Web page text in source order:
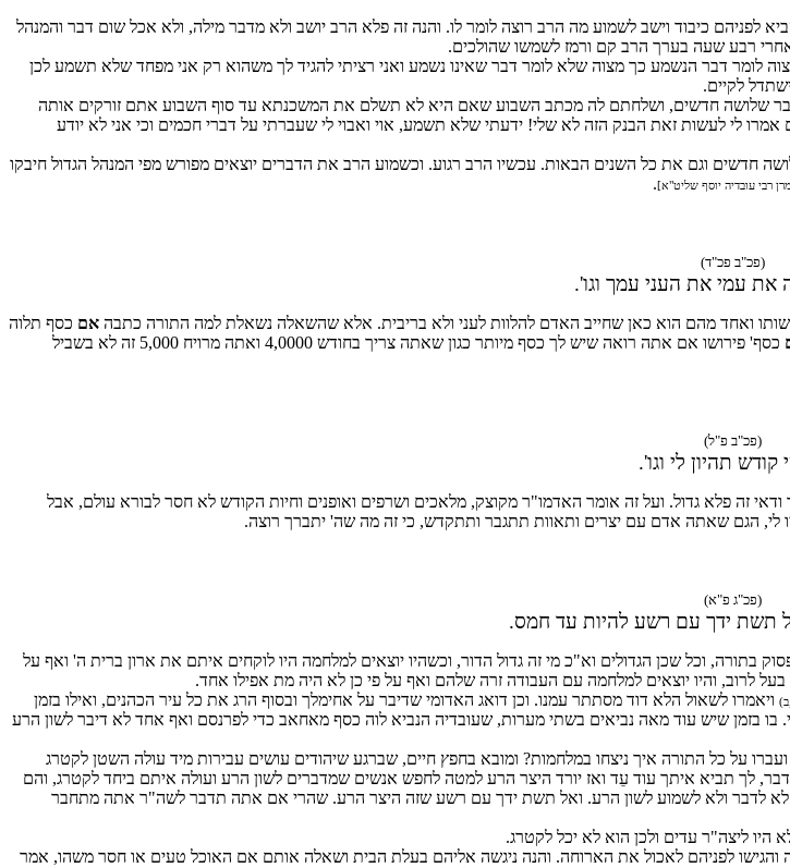
כיבוד וישב לשמוע מה הרב רוצה לומר לו. והנה זה פלא הרב יושב ולא מדבר מילה, ולא אכל שום דבר והמנהל
רבע שעה בערך הרב קם ורמז לשמשו שהולכים.
לומר דבר הנשמע כך מצוה שלא לומר דבר שאינו נשמע ואני רציתי להגיד לך משהוא רק אני מפחד שלא תשמע לכן
לקיים.
שלושה חדשים, ושלחתם לה מכתב השבוע שאם היא לא תשלם את המשכנתא עד סוף השבוע אתם זורקים אותה
לי לעשות זאת הבנק הזה לא שלי! ידעתי שלא תשמע, אוי ואבוי לי שעברתי על דברי חכמים וכי אני לא יודע
וגם את כל השנים הבאות. עכשיו הרב רגוע. וכשמוע הרב את הדברים יוצאים מפורש מפי המנהל הגדול חיבקו
רבי עובדיה יוסף שליט"א].
(פכ"ב פכ"ד)
את עמי את העני עמך וגו'.
ואחד מהם הוא כאן שחייב האדם להלוות לעני ולא בריבית. אלא שהשאלה נשאלת למה התורה כתבה אם כסף תלוה
כסף' פירושו אם אתה רואה שיש לך כסף מיותר כגון שאתה צריך בחודש 4,0000 ואתה מרויח 5,000 זה לא בשביל
(פכ"ב פ"ל)
קודש תהיון לי וגו'.
זה פלא גדול. ועל זה אומר האדמו"ר מקוצק, מלאכים ושרפים ואופנים וחיות הקודש לא חסר לבורא עולם, אבל
לי, הגם שאתה אדם עם יצרים ותאוות תתגבר ותתקדש, כי זה מה שה' יתברך רוצה.
(פכ"ג פ"א)
ידך עם רשע להיות עד חמס.
בתורה, וכל שכן הגדולים וא"כ מי זה גדול הדור, וכשהיו יוצאים למלחמה היו לוקחים איתם את ארון ברית ה' ואף על
לרוב, והיו יוצאים למלחמה עם העבודה זרה שלהם ואף על פי כן לא היה מת אפילו אחד.
ויאמרו לשאול הלא דוד מסתתר עמנו. וכן דואג האדומי שדיבר על אחימלך ובסוף הרג את כל עיר הכהנים, ואילו בזמן
בו בזמן שיש עוד מאה נביאים בשתי מערות, שעובדיה הנביא לוה כסף מאחאב כדי לפרנסם ואף אחד לא דיבר לשון הרע
על כל התורה איך ניצחו במלחמות? ומובא בחפץ חיים, שברגע שיהודים עושים עבירות מיד עולה השטן לקטרג
לך תביא איתך עוד עֵד ואז יורד היצר הרע למטה לחפש אנשים שמדברים לשון הרע ועולה איתם ביחד לקטרג, והם
לא לדבר ולא לשמוע לשון הרע. ואל תשת ידך עם רשע שזה היצר הרע. שהרי אם אתה תדבר לשה"ר אתה מתחבר
היו ליצה"ר עדים ולכן הוא לא יכל לקטרג.
לפניהם לאכול את הארוחה. והנה ניגשה אליהם בעלת הבית ושאלה אותם אם האוכל טעים או חסר משהו, אמר